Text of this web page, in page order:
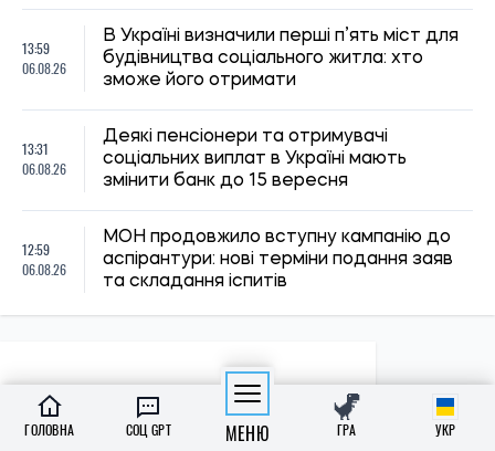
ПОЛІТИКА
ГОЛОВНА СОЦ GPT МЕНЮ ГРА УКР